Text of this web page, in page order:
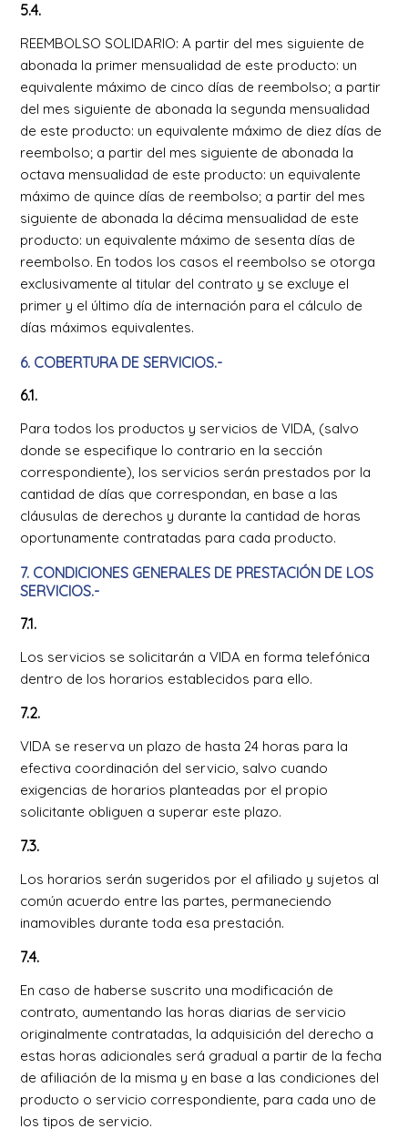
5.4.
REEMBOLSO SOLIDARIO: A partir del mes siguiente de
abonada la primer mensualidad de este producto: un
equivalente máximo de cinco días de reembolso; a partir
del mes siguiente de abonada la segunda mensualidad
de este producto: un equivalente máximo de diez días de
reembolso; a partir del mes siguiente de abonada la
octava mensualidad de este producto: un equivalente
máximo de quince días de reembolso; a partir del mes
siguiente de abonada la décima mensualidad de este
producto: un equivalente máximo de sesenta días de
reembolso. En todos los casos el reembolso se otorga
exclusivamente al titular del contrato y se excluye el
primer y el último día de internación para el cálculo de
días máximos equivalentes.
6. COBERTURA DE SERVICIOS.-
6.1.
Para todos los productos y servicios de VIDA, (salvo
donde se especifique lo contrario en la sección
correspondiente), los servicios serán prestados por la
cantidad de días que correspondan, en base a las
cláusulas de derechos y durante la cantidad de horas
oportunamente contratadas para cada producto.
7. CONDICIONES GENERALES DE PRESTACIÓN DE LOS
SERVICIOS.-
7.1.
Los servicios se solicitarán a VIDA en forma telefónica
dentro de los horarios establecidos para ello.
7.2.
VIDA se reserva un plazo de hasta 24 horas para la
efectiva coordinación del servicio, salvo cuando
exigencias de horarios planteadas por el propio
solicitante obliguen a superar este plazo.
7.3.
Los horarios serán sugeridos por el afiliado y sujetos al
común acuerdo entre las partes, permaneciendo
inamovibles durante toda esa prestación.
7.4.
En caso de haberse suscrito una modificación de
contrato, aumentando las horas diarias de servicio
originalmente contratadas, la adquisición del derecho a
estas horas adicionales será gradual a partir de la fecha
de afiliación de la misma y en base a las condiciones del
producto o servicio correspondiente, para cada uno de
los tipos de servicio.